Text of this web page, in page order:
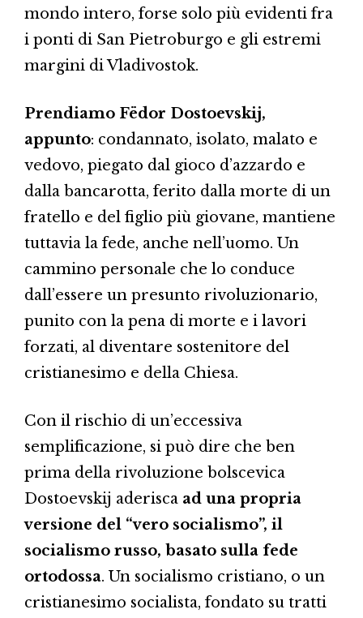
mondo intero, forse solo più evidenti fra
i ponti di San Pietroburgo e gli estremi
margini di Vladivostok.
Prendiamo Fëdor Dostoevskij,
appunto: condannato, isolato, malato e
vedovo, piegato dal gioco d’azzardo e
dalla bancarotta, ferito dalla morte di un
fratello e del figlio più giovane, mantiene
tuttavia la fede, anche nell’uomo. Un
cammino personale che lo conduce
dall’essere un presunto rivoluzionario,
punito con la pena di morte e i lavori
forzati, al diventare sostenitore del
cristianesimo e della Chiesa.
Con il rischio di un’eccessiva
semplificazione, si può dire che ben
prima della rivoluzione bolscevica
Dostoevskij aderisca ad una propria
versione del “vero socialismo”, il
socialismo russo, basato sulla fede
ortodossa. Un socialismo cristiano, o un
cristianesimo socialista, fondato su tratti